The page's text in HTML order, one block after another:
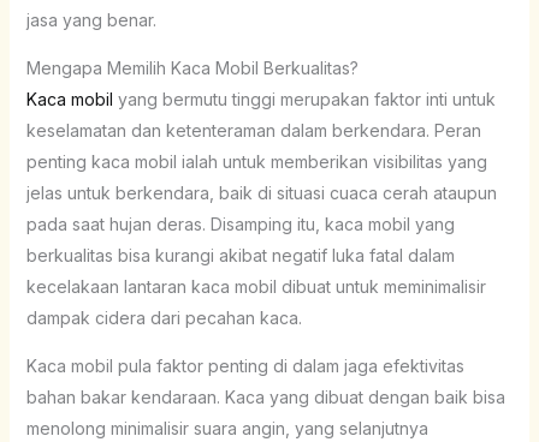
jasa yang benar.
Mengapa Memilih Kaca Mobil Berkualitas?
Kaca mobil yang bermutu tinggi merupakan faktor inti untuk
keselamatan dan ketenteraman dalam berkendara. Peran
penting kaca mobil ialah untuk memberikan visibilitas yang
jelas untuk berkendara, baik di situasi cuaca cerah ataupun
pada saat hujan deras. Disamping itu, kaca mobil yang
berkualitas bisa kurangi akibat negatif luka fatal dalam
kecelakaan lantaran kaca mobil dibuat untuk meminimalisir
dampak cidera dari pecahan kaca.
Kaca mobil pula faktor penting di dalam jaga efektivitas
bahan bakar kendaraan. Kaca yang dibuat dengan baik bisa
menolong minimalisir suara angin, yang selanjutnya